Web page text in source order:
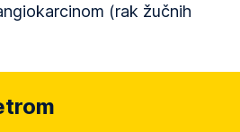
(rak žučnih